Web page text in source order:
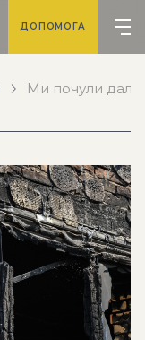
ДОПОМОГА
Ми почули